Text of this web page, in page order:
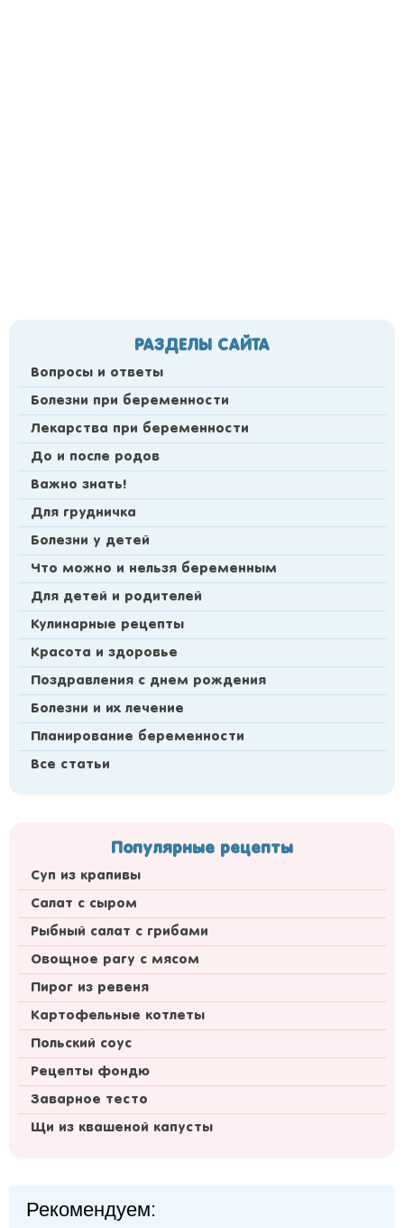
РАЗДЕЛЫ САЙТА
Вопросы и ответы
Болезни при беременности
Лекарства при беременности
До и после родов
Важно знать!
Для грудничка
Болезни у детей
Что можно и нельзя беременным
Для детей и родителей
Кулинарные рецепты
Красота и здоровье
Поздравления с днем рождения
Болезни и их лечение
Планирование беременности
Все статьи
Популярные рецепты
Суп из крапивы
Салат с сыром
Рыбный салат с грибами
Овощное рагу с мясом
Пирог из ревеня
Картофельные котлеты
Польский соус
Рецепты фондю
Заварное тесто
Щи из квашеной капусты
Рекомендуем: